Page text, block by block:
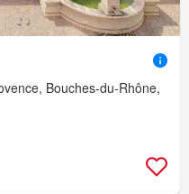
Bouches-du-Rhône,